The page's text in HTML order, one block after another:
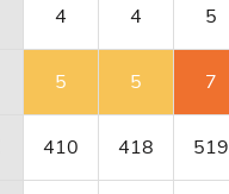
4 4 5
5 5 7
410 418 519